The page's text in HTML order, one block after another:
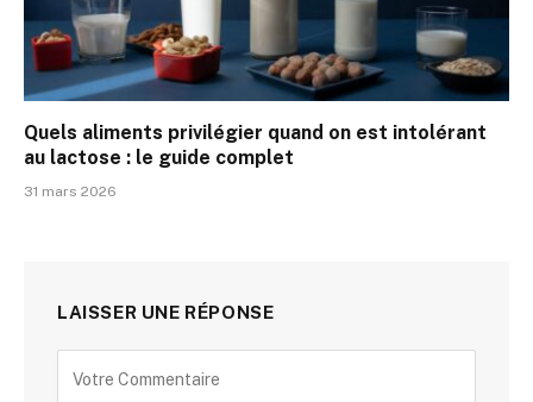
Quels aliments privilégier quand on est intolérant
au lactose : le guide complet
31 mars 2026
LAISSER UNE RÉPONSE